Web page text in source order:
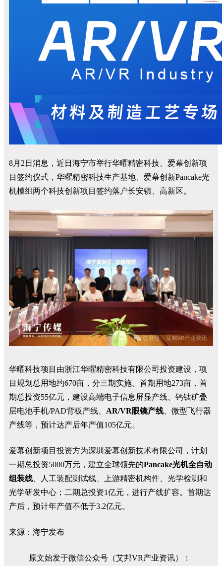
8月2日消息，近日海宁市举行华曜精密科技、爱幕创新项
目签约仪式，华曜精密科技生产基地、爱幕创新Pancake光
机模组两个科技创新项目签约落户长安镇、高新区。
华曜科技项目由浙江华曜精密科技有限公司投资建设，项
目规划总用地约670亩，分三期实施。首期用地273亩，首
期总投资55亿元，建设高端电子信息屏显产线、钙钛矿叠
层电池手机/PAD背板产线、 AR/VR眼镜产线 、微型飞行器
产线等，预计达产后年产值105亿元。
爱幕创新项目投资方为深圳爱幕创新技术有限公司，计划
一期总投资5000万元，建立全球领先的Pancake光机全自动
组装线 、人工装配测试线、上游精密机构件、光学检测和
光学研发中心；二期总投资1亿元，进行产线扩容。首期达
产后，预计年产值不低于3.2亿元。
来源：海宁发布
原文始发于微信公众号（艾邦VR产业资讯）：